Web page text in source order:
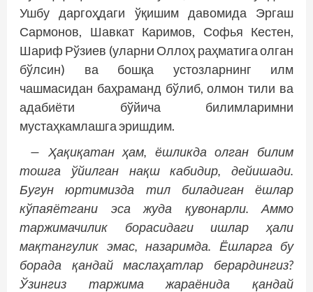
Ушбу даргоҳдаги ўқишим давомида Эргаш
Сармонов, Шавкат Каримов, Софья Кестен,
Шариф Рўзиев (уларни Оллоҳ раҳматига олган
бўлсин) ва бош­­қа устозларнинг илм
чашмасидан баҳраманд бўлиб, олмон тили ва
адабиёти бўйича билимларимни
мустаҳкамлашга эришдим.
— Ҳақиқатан ҳам, ёшликда олган билим
тош­­га ўйилган нақш кабидир, дейишади.
Бугун юртимизда тил биладиган ёшлар
кўпая­ётгани эса жуда қувонарли. Аммо
таржимачилик борасидаги ишлар ҳали
мақтангулик эмас, назаримда. Ёшларга бу
борада қандай маслаҳатлар берардингиз?
Ўзингиз таржима жараёнида қандай